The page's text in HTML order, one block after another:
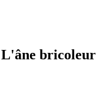
bricoleur